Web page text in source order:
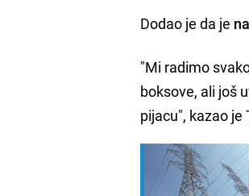
Dodao je da je
"Mi radimo
boksove, ali još
pijacu", kazao je